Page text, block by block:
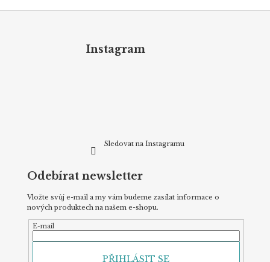
Instagram
Sledovat na Instagramu
Odebírat newsletter
Vložte svůj e-mail a my vám budeme zasílat informace o
nových produktech na našem e-shopu.
E-mail
PŘIHLÁSIT SE